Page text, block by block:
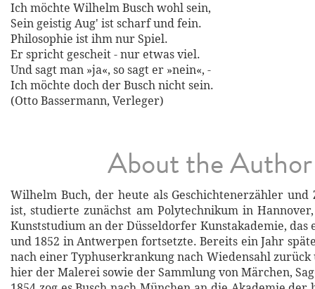
Ich möchte Wilhelm Busch wohl sein,
Sein geistig Aug' ist scharf und fein.
Philosophie ist ihm nur Spiel.
Er spricht gescheit - nur etwas viel.
Und sagt man »ja«, so sagt er »nein«, -
Ich möchte doch der Busch nicht sein.
(Otto Bassermann, Verleger)
About the Author
Wilhelm Buch, der heute als Geschichtenerzähler und
ist, studierte zunächst am Polytechnikum in
Kunststudium an der Düsseldorfer Kunstakademie, das
und 1852 in Antwerpen fortsetzte. Bereits ein Jahr
nach einer Typhuserkrankung nach Wiedensahl
hier der Malerei sowie der Sammlung von Märchen,